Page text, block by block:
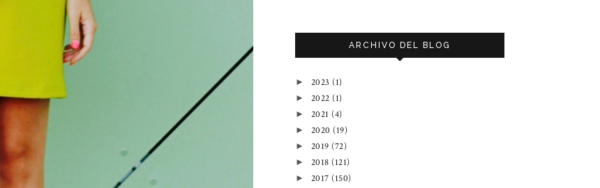
ARCHIVO DEL BLOG
► 2023 (1)
► 2022 (1)
► 2021 (4)
► 2020 (19)
► 2019 (72)
► 2018 (121)
► 2017 (150)